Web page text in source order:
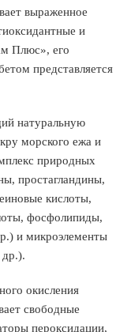
выраженное
и
Плюс», его
представляется
натуральную
морского ежа и
природных
простагландины,
кислоты,
фосфолипиды,
и микроэлементы
др.).
окисления
свободные
пероксидации,